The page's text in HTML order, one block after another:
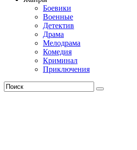
Боевики
Военные
Детектив
Драма
Мелодрама
Комедия
Криминал
Приключения